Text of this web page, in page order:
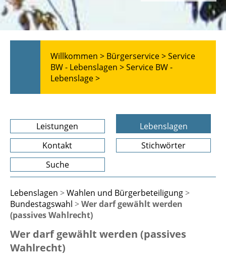
Willkommen > Bürgerservice >Service
BW - Lebenslagen >Service BW -
Lebenslage >
Leistungen
Lebenslagen
Kontakt
Stichwörter
Suche
Lebenslagen >Wahlen und Bürgerbeteiligung>
Bundestagswahl >Wer darf gewählt werden
(passives Wahlrecht)
Wer darf gewählt werden (passives
Wahlrecht)